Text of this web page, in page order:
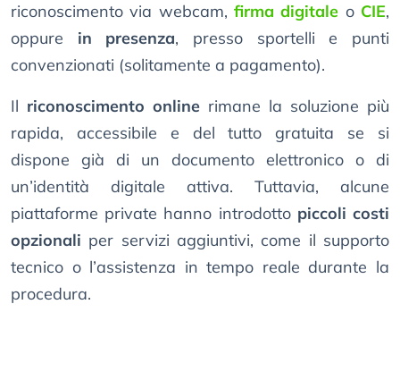
riconoscimento via webcam, firma digitale o CIE,
oppure in presenza, presso sportelli e punti
convenzionati (solitamente a pagamento).
Il riconoscimento online rimane la soluzione più
rapida, accessibile e del tutto gratuita se si
dispone già di un documento elettronico o di
un’identità digitale attiva. Tuttavia, alcune
piattaforme private hanno introdotto piccoli costi
opzionali per servizi aggiuntivi, come il supporto
tecnico o l’assistenza in tempo reale durante la
procedura.